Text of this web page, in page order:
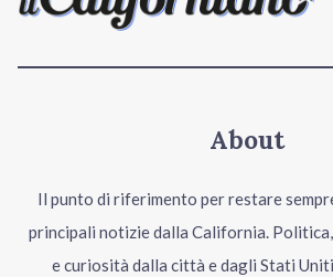
About
Il punto di riferimento per restare
principali notizie dalla California.
e curiosità dalla città e dagli Stati